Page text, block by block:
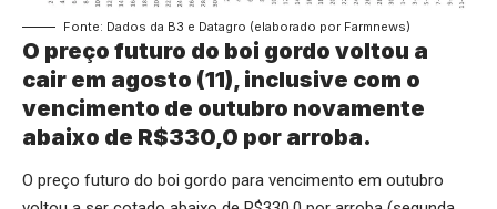
Fonte: Dados da B3 e Datagro (elaborado por Farmnews)
O preço futuro do boi gordo voltou a
cair em agosto (11), inclusive com o
vencimento de outubro novamente
abaixo de R$330,0 por arroba.
O preço futuro do boi gordo para vencimento em outubro